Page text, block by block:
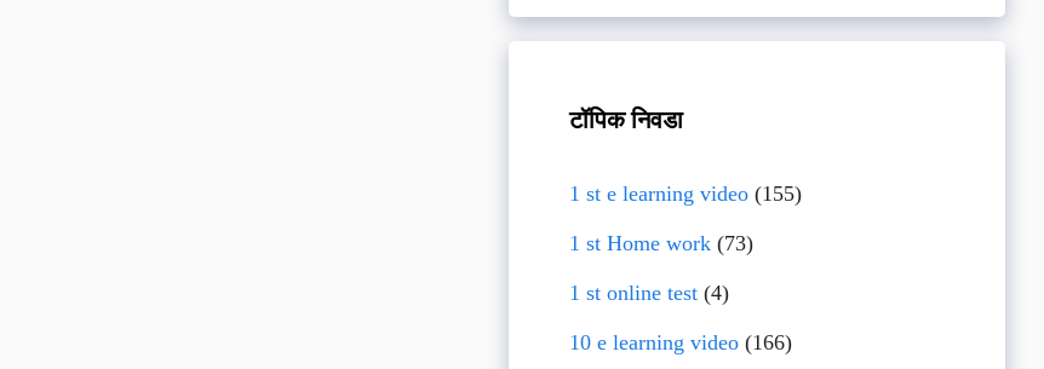
टॉपिक निवडा
1 st e learning video(155)
1 st Home work(73)
1 st online test(4)
10 e learning video(166)